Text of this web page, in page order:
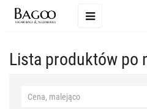
Toggle
☰
Lista produktów po
Cena, malejąco